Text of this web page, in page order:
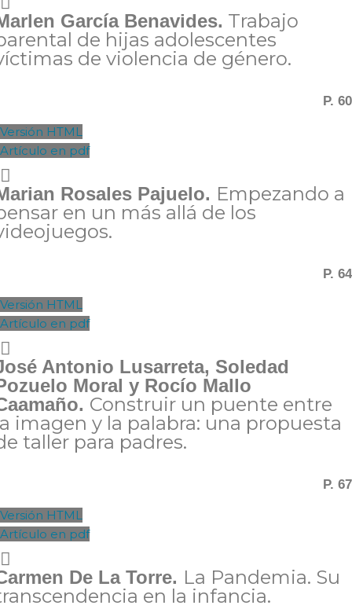
García Benavides. Trabajo
de hijas adolescentes
de violencia de género.
P. 60
Versión HTML
Artículo en pdf
Rosales Pajuelo. Empezando a
en un más allá de los
P. 64
Versión HTML
Artículo en pdf
Antonio Lusarreta, Soledad
Moral y Rocío Mallo
Construir un puente entre
imagen y la palabra: una propuesta
taller para padres.
P. 67
Versión HTML
Artículo en pdf
De La Torre. La Pandemia. Su
en la infancia.